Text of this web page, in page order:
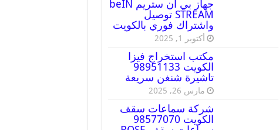
جهاز بي ان ستريم beIN
STREAM توصيل
واشتراك فوري بالكويت
أكتوبر 1, 2025
مكتب استخراج فيزا
الكويت 98951133
تاشيرة شنغن سريعة
مارس 26, 2025
شركة سماعات سقف
الكويت 98577070